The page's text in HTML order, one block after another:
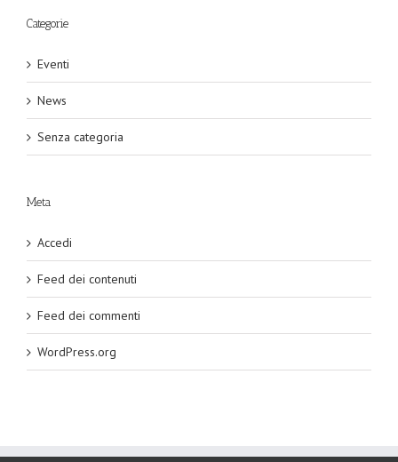
Categorie
Eventi
News
Senza categoria
Meta
Accedi
Feed dei contenuti
Feed dei commenti
WordPress.org